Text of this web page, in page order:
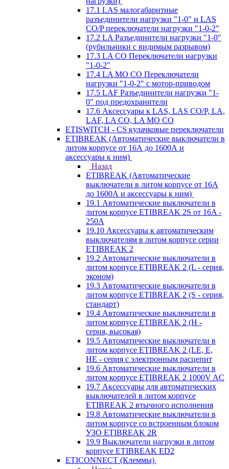
17.1 LAS малогабаритные
разъединители нагрузки "1-0" и LAS
CO/P переключатели нагрузки "1-0-2"
17.2 LA Разъединители нагрузки "1-0"
(рубильники с видимым разрывом)
17.3 LA CO Переключатели нагрузки
"1-0-2"
17.4 LA MO CO Переключатели
нагрузки "1-0-2" с мотор-приводом
17.5 LAF Разъединители нагрузки "1-
0" под предохранители
17.6 Аксессуары к LAS, LAS CO/P, LA,
LAF, LA CO, LA MO CO
ETISWITCH - CS кулачковые переключатели
ETIBREAK (Автоматические выключатели в
литом корпусе от 16А до 1600А и
аксессуары к ним)
Назад
ETIBREAK (Автоматические
выключатели в литом корпусе от 16А
до 1600А и аксессуары к ним)
19.1 Автоматические выключатели в
литом корпусе ETIBREAK 2S от 16A -
250A
19.10 Аксессуары к автоматическим
выключателям в литом корпусе серии
ETIBREAK 2
19.2 Автоматические выключатели в
литом корпусе ETIBREAK 2 (L - серия,
эконом)
19.3 Автоматические выключатели в
литом корпусе ETIBREAK 2 (S - серия,
стандарт)
19.4 Автоматические выключатели в
литом корпусе ETIBREAK 2 (H -
серия, высокая)
19.5 Автоматические выключатели в
литом корпусе ETIBREAK 2 (LE, E,
HE - серия с электронным расцепит
19.6 Автоматические выключатели в
литом корпусе ETIBREAK 2 1000V AC
19.7 Аксессуары для автоматических
выключателей в литом корпусе
ETIBREAK 2 втычного исполнения
19.8 Автоматические выключатели в
литом корпусе со встроенным блоком
УЗО ETIBREAK 2R
19.9 Выключатели нагрузки в литом
корпусе ETIBREAK ED2
ETICONNECT (Клеммы)